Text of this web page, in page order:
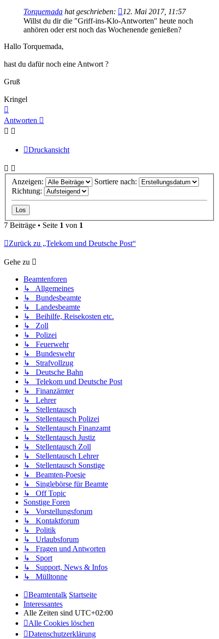
Torquemada hat geschrieben:
12. Mai 2017, 11:57
Willst du dir die "Griff-ins-Klo-Antworten" heute noch
anhören oder erst noch das Wochenende genießen?
Hallo Torquemada,
hast du dafür noch eine Antwort ?
Gruß
Kringel
oben
Antworten
Druckansicht
Anzeigen:
Sortiere nach:
Richtung:
7 Beiträge • Seite 1 von 1
Zurück zu „Telekom und Deutsche Post“
Gehe zu
Beamtenforen
↳ Allgemeines
↳ Bundesbeamte
↳ Landesbeamte
↳ Beihilfe, Reisekosten etc.
↳ Zoll
↳ Polizei
↳ Feuerwehr
↳ Bundeswehr
↳ Strafvollzug
↳ Deutsche Bahn
↳ Telekom und Deutsche Post
↳ Finanzämter
↳ Lehrer
↳ Stellentausch
↳ Stellentausch Polizei
↳ Stellentausch Finanzamt
↳ Stellentausch Justiz
↳ Stellentausch Zoll
↳ Stellentausch Lehrer
↳ Stellentausch Sonstige
↳ Beamten-Poesie
↳ Singlebörse für Beamte
↳ Off Topic
Sonstige Foren
↳ Vorstellungsforum
↳ Kontaktforum
↳ Politik
↳ Urlaubsforum
↳ Fragen und Antworten
↳ Sport
↳ Support, News & Infos
↳ Mülltonne
Beamtentalk Startseite
Interessantes
Alle Zeiten sind UTC+02:00
Alle Cookies löschen
Datenschutzerklärung